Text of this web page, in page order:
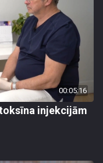
00:05:16
injekcijām